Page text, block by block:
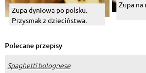
Zupa dyniowa po polsku.
Przysmak z dzieciństwa.
Zupa
Polecane przepisy
Spaghetti bolognese